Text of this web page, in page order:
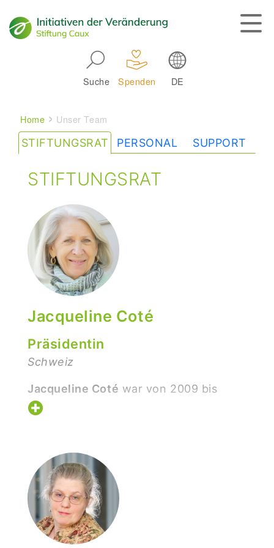
Suche Spenden DE
Breadcrumb
Home
Unser Team
STIFTUNGSRAT
PERSONAL SUPPORT
STIFTUNGSRAT
Jacqueline Coté
Präsidentin
Schweiz
Jacqueline Coté war von 2009 bis
2021 als Direktorin für
Öffentlichkeitsarbeit und zuvor als
des Hochschulinstituts für
internationale und Entwicklungsstudien
in Genf tätig. In dieser Funktion war sie
massgeblich am Aufbau des neuen
Campus des Instituts, des Maison de la
Paix, als lebendiges Konferenz- und
Seminarzentrum beteiligt und festigte